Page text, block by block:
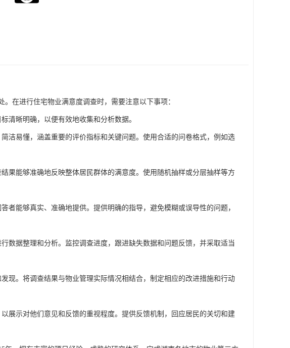
。 在进行住宅物业满意度调查时，需要注意以下事项：
清晰明确，以便有效地收集和分析数据。
洁易懂，涵盖重要的评价指标和关键问题。使用合适的问卷格式，例如选
果能够准确地反映整体居民群体的满意度。使用随机抽样或分层抽样等方
者能够真实、准确地提供。提供明确的指导，避免模糊或误导性的问题，
数据整理和分析。监控调查进度，跟进缺失数据和问题反馈，并采取适当
现。将调查结果与物业管理实际情况相结合，制定相应的改进措施和行动
展示对他们意见和反馈的重视程度。提供反馈机制，回应居民的关切和建